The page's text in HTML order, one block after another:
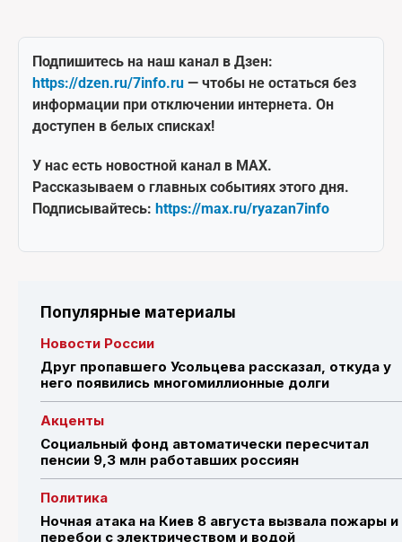
Подпишитесь на наш канал в Дзен:
https://dzen.ru/7info.ru — чтобы не остаться без
информации при отключении интернета. Он
доступен в белых списках!
У нас есть новостной канал в MAX.
Рассказываем о главных событиях этого дня.
Подписывайтесь: https://max.ru/ryazan7info
Популярные материалы
Новости России
Друг пропавшего Усольцева рассказал, откуда у
него появились многомиллионные долги
Акценты
Социальный фонд автоматически пересчитал
пенсии 9,3 млн работавших россиян
Политика
Ночная атака на Киев 8 августа вызвала пожары и
перебои с электричеством и водой